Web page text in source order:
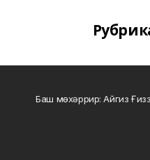
Баш мөхәррир: Айгиз